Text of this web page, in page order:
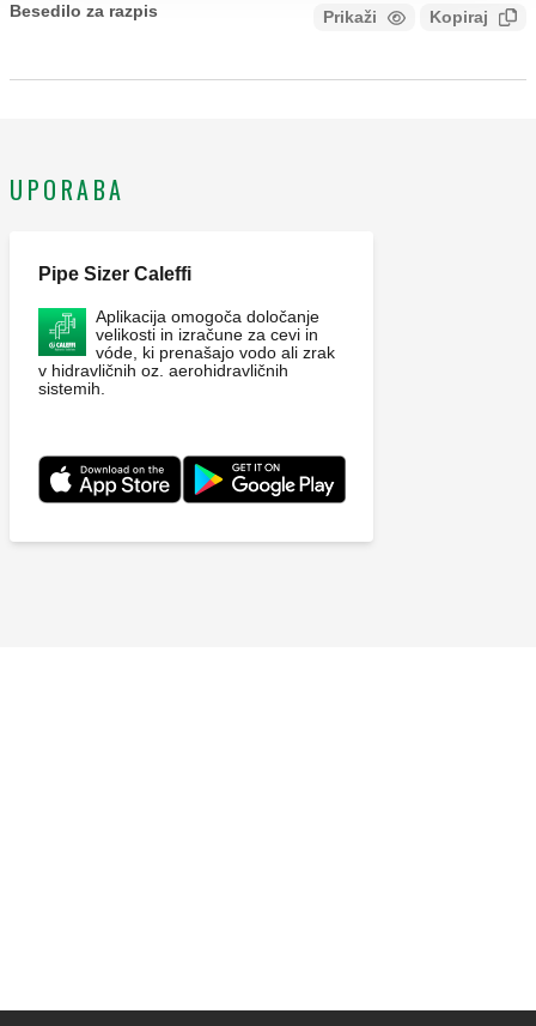
Besedilo za razpis Prikaži Kopiraj
UPORABA
Pipe Sizer Caleffi
Aplikacija omogoča določanje
velikosti in izračune za cevi in
vóde, ki prenašajo vodo ali zrak
v hidravličnih oz. aerohidravličnih
sistemih.